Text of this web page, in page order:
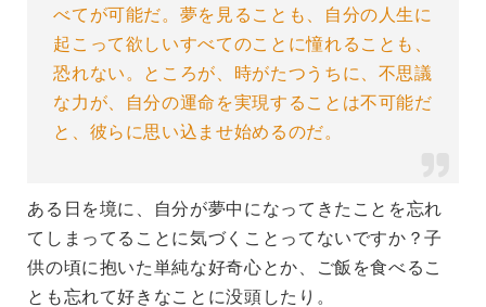
べてが可能だ。夢を見ることも、自分の人生に
起こって欲しいすべてのことに憧れることも、
恐れない。ところが、時がたつうちに、不思議
な力が、自分の運命を実現することは不可能だ
と、彼らに思い込ませ始めるのだ。
ある日を境に、自分が夢中になってきたことを忘れ
てしまってることに気づくことってないですか？子
供の頃に抱いた単純な好奇心とか、ご飯を食べるこ
とも忘れて好きなことに没頭したり。